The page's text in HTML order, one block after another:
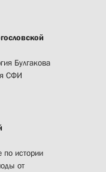
Булгакова
СФИ
по истории
от